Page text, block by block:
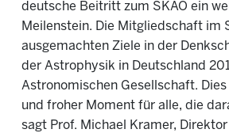
deutsche Beitritt zum SKAO ein
Meilenstein. Die Mitgliedschaft im
ausgemachten Ziele in der
der Astrophysik in Deutschland
Astronomischen Gesellschaft.
und froher Moment für alle, die
sagt Prof. Michael Kramer,